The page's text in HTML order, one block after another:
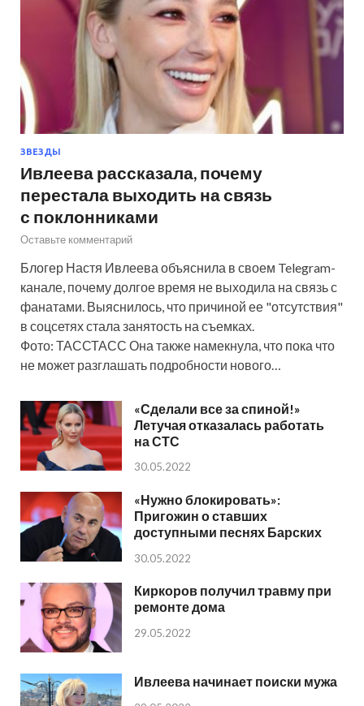
ЗВЕЗДЫ
Ивлеева рассказала, почему
перестала выходить на связь
с поклонниками
Оставьте комментарий
Блогер Настя Ивлеева объяснила в своем Telegram-
канале, почему долгое время не выходила на связь с
фанатами. Выяснилось, что причиной ее "отсутствия"
в соцсетях стала занятость на съемках.
Фото: ТАССТАСС Она также намекнула, что пока что
не может разглашать подробности нового…
«Сделали все за спиной!»
Летучая отказалась работать
на СТС
30.05.2022
«Нужно блокировать»:
Пригожин о ставших
доступными песнях Барских
30.05.2022
Киркоров получил травму при
ремонте дома
29.05.2022
Ивлеева начинает поиски мужа